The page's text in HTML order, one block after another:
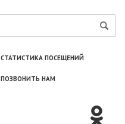
СТАТИСТИКА ПОСЕЩЕНИЙ
ПОЗВОНИТЬ НАМ